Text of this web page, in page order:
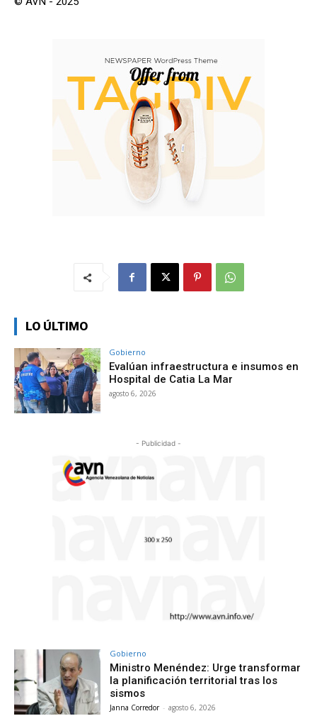
LO ÚLTIMO
Gobierno
Evalúan infraestructura e insumos en
Hospital de Catia La Mar
agosto 6, 2026
- Publicidad -
Gobierno
Ministro Menéndez: Urge transformar
la planificación territorial tras los
sismos
Janna Corredor - agosto 6, 2026